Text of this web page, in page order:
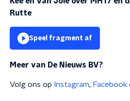
Rutte
Speel fragment af
Meer van De Nieuws BV?
Volg ons op Instagram, Facebook